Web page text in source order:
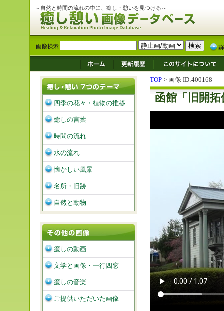
～自然と時間の流れの中に、癒し・憩いを見つける～
TOP > 画像 ID:400168
函館「旧開
四季の花々・植物の推移
癒しの言葉
時間の流れ
水の流れ
懐かしい風景
名所・旧跡
自然と動物
癒しの動画
文学と画像・一行四窓
癒しの音楽
ご提供いただいた画像